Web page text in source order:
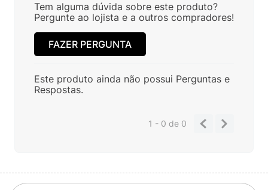
Tem alguma dúvida sobre este produto?
Pergunte ao lojista e a outros compradores!
FAZER PERGUNTA
Este produto ainda não possui Perguntas e
Respostas.
1 - 0de 0